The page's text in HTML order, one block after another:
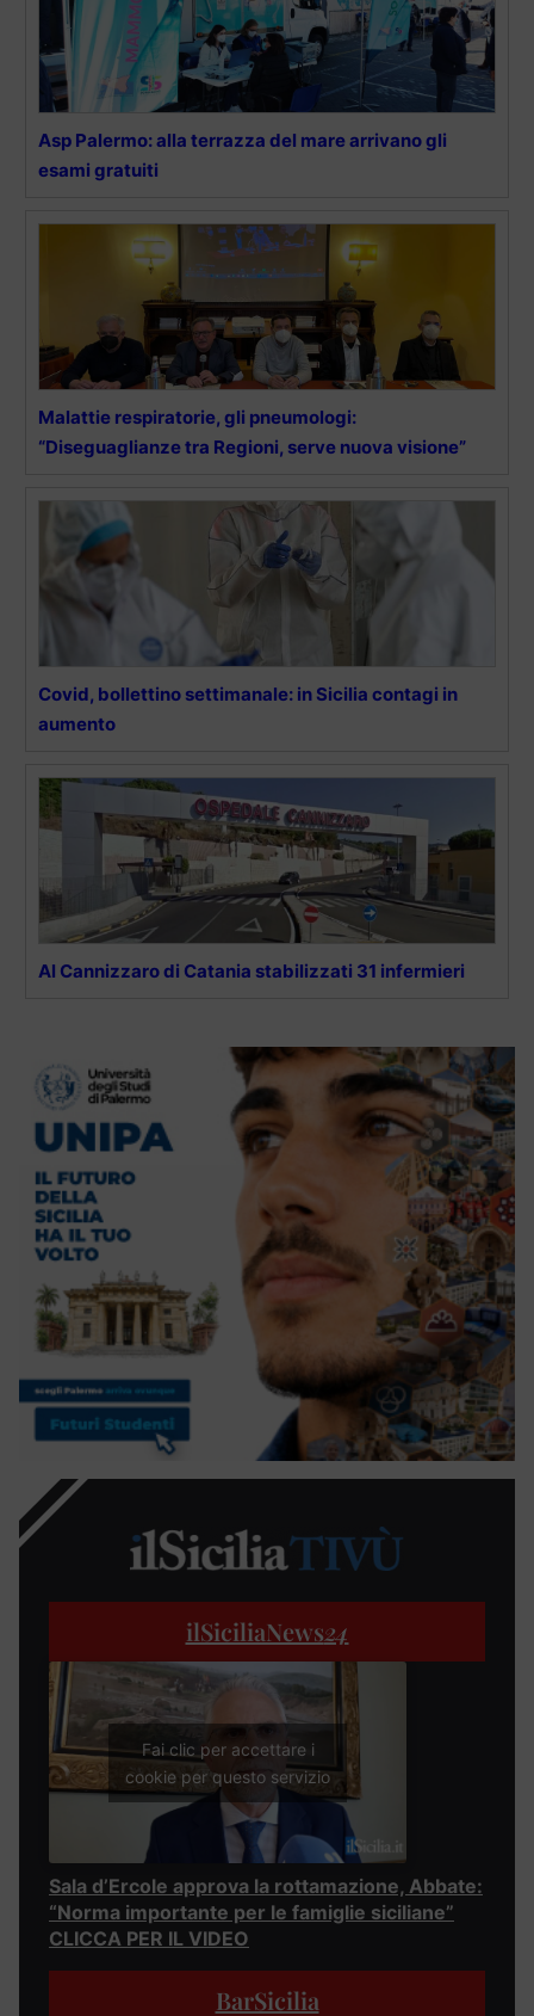
Asp Palermo: alla terrazza del mare arrivano gli
esami gratuiti
Malattie respiratorie, gli pneumologi:
“Diseguaglianze tra Regioni, serve nuova visione”
Covid, bollettino settimanale: in Sicilia contagi in
aumento
Al Cannizzaro di Catania stabilizzati 31 infermieri
ilSiciliaNews24
Fai clic per accettare i
cookie per questo servizio
Sala d’Ercole approva la rottamazione, Abbate:
“Norma importante per le famiglie siciliane”
CLICCA PER IL VIDEO
BarSicilia